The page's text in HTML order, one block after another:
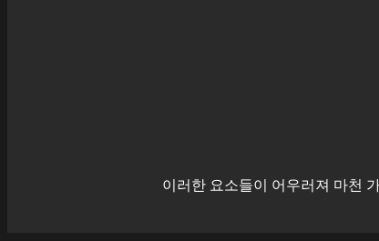
이러한 요소들이 어우러져 마천